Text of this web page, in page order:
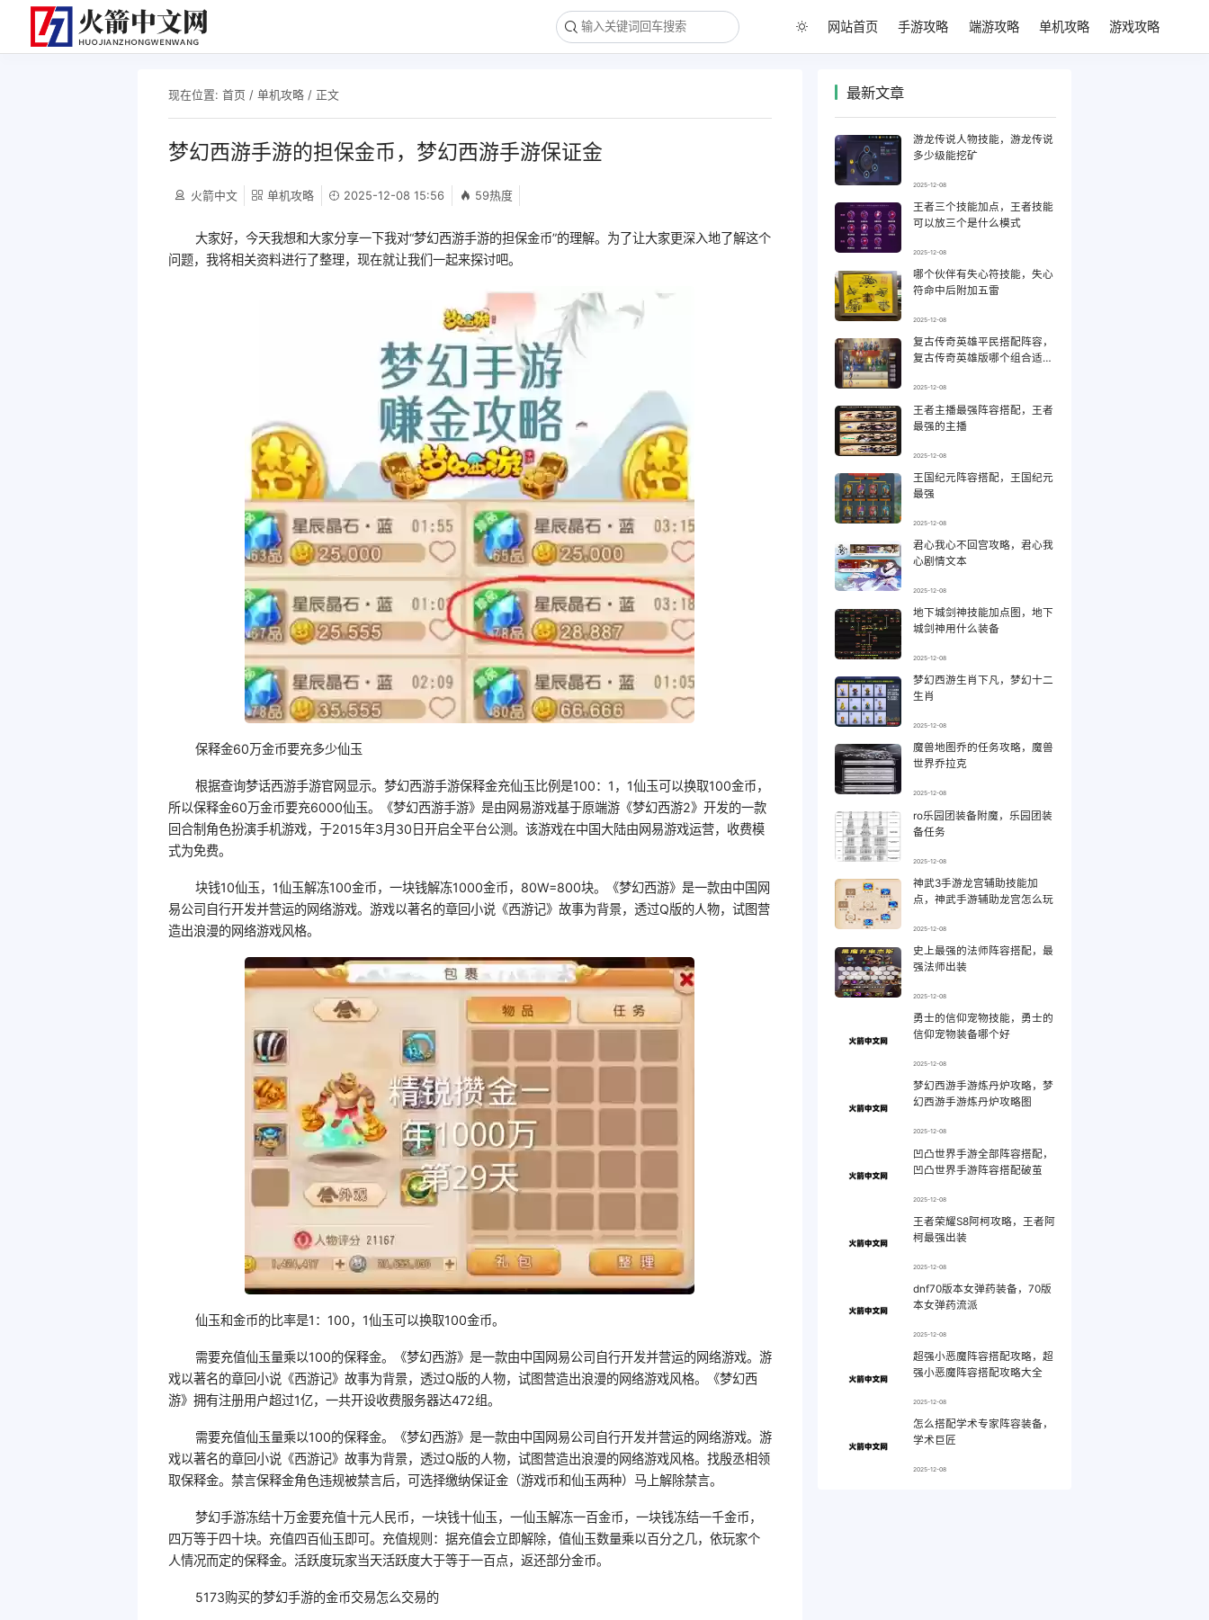
网站首页 手游攻略 端游攻略 单机攻略 游戏攻略
现在位置: 首页 / 单机攻略/ 正文
梦幻西游手游的担保金币，梦幻西游手游保证金
火箭中文 单机攻略 2025-12-08 15:56 59热度
大家好，今天我想和大家分享一下我对“梦幻西游手游的担保金币”的理解。为了让大家更深入地了解这个
问题，我将相关资料进行了整理，现在就让我们一起来探讨吧。
保释金60万金币要充多少仙玉
根据查询梦话西游手游官网显示。梦幻西游手游保释金充仙玉比例是100：1，1仙玉可以换取100金币，
所以保释金60万金币要充6000仙玉。《梦幻西游手游》是由网易游戏基于原端游《梦幻西游2》开发的一款
回合制角色扮演手机游戏，于2015年3月30日开启全平台公测。该游戏在中国大陆由网易游戏运营，收费模
式为免费。
块钱10仙玉，1仙玉解冻100金币，一块钱解冻1000金币，80W=800块。《梦幻西游》是一款由中国网
易公司自行开发并营运的网络游戏。游戏以著名的章回小说《西游记》故事为背景，透过Q版的人物，试图营
造出浪漫的网络游戏风格。
仙玉和金币的比率是1：100，1仙玉可以换取100金币。
需要充值仙玉量乘以100的保释金。《梦幻西游》是一款由中国网易公司自行开发并营运的网络游戏。游
戏以著名的章回小说《西游记》故事为背景，透过Q版的人物，试图营造出浪漫的网络游戏风格。《梦幻西
游》拥有注册用户超过1亿，一共开设收费服务器达472组。
需要充值仙玉量乘以100的保释金。《梦幻西游》是一款由中国网易公司自行开发并营运的网络游戏。游
戏以著名的章回小说《西游记》故事为背景，透过Q版的人物，试图营造出浪漫的网络游戏风格。找殷丞相领
取保释金。禁言保释金角色违规被禁言后，可选择缴纳保证金（游戏币和仙玉两种）马上解除禁言。
梦幻手游冻结十万金要充值十元人民币，一块钱十仙玉，一仙玉解冻一百金币，一块钱冻结一千金币，
四万等于四十块。充值四百仙玉即可。充值规则：据充值会立即解除，值仙玉数量乘以百分之几，依玩家个
人情况而定的保释金。活跃度玩家当天活跃度大于等于一百点，返还部分金币。
5173购买的梦幻手游的金币交易怎么交易的
最新文章
游龙传说人物技能，游龙传说
多少级能挖矿
2025-12-08
王者三个技能加点，王者技能
可以放三个是什么模式
2025-12-08
哪个伙伴有失心符技能，失心
符命中后附加五雷
2025-12-08
复古传奇英雄平民搭配阵容，
复古传奇英雄版哪个组合适合
2025-12-08
王者主播最强阵容搭配，王者
最强的主播
2025-12-08
王国纪元阵容搭配，王国纪元
最强
2025-12-08
君心我心不回宫攻略，君心我
心剧情文本
2025-12-08
地下城剑神技能加点图，地下
城剑神用什么装备
2025-12-08
梦幻西游生肖下凡，梦幻十二
生肖
2025-12-08
魔兽地图乔的任务攻略，魔兽
世界乔拉克
2025-12-08
ro乐园团装备附魔，乐园团装
备任务
2025-12-08
神武3手游龙宫辅助技能加
点，神武手游辅助龙宫怎么玩
2025-12-08
史上最强的法师阵容搭配，最
强法师出装
2025-12-08
勇士的信仰宠物技能，勇士的
信仰宠物装备哪个好
2025-12-08
梦幻西游手游炼丹炉攻略，梦
幻西游手游炼丹炉攻略图
2025-12-08
凹凸世界手游全部阵容搭配，
凹凸世界手游阵容搭配破茧
2025-12-08
王者荣耀S8阿柯攻略，王者阿
柯最强出装
2025-12-08
dnf70版本女弹药装备，70版
本女弹药流派
2025-12-08
超强小恶魔阵容搭配攻略，超
强小恶魔阵容搭配攻略大全
2025-12-08
怎么搭配学术专家阵容装备，
学术巨匠
2025-12-08